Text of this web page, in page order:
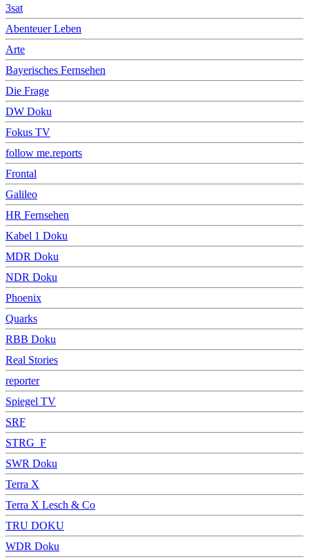
3sat
Abenteuer Leben
Arte
Bayerisches Fernsehen
Die Frage
DW Doku
Fokus TV
follow me.reports
Frontal
Galileo
HR Fernsehen
Kabel 1 Doku
MDR Doku
NDR Doku
Phoenix
Quarks
RBB Doku
Real Stories
reporter
Spiegel TV
SRF
STRG_F
SWR Doku
Terra X
Terra X Lesch & Co
TRU DOKU
WDR Doku